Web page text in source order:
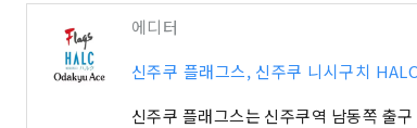
에디터
신주쿠 플래그스, 신주쿠 니시구치
신주쿠 플래그스는 신주쿠역 남동쪽 출